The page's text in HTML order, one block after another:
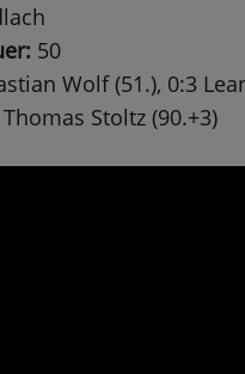
50
Wolf (51.), 0:3
Stoltz (90.+3)